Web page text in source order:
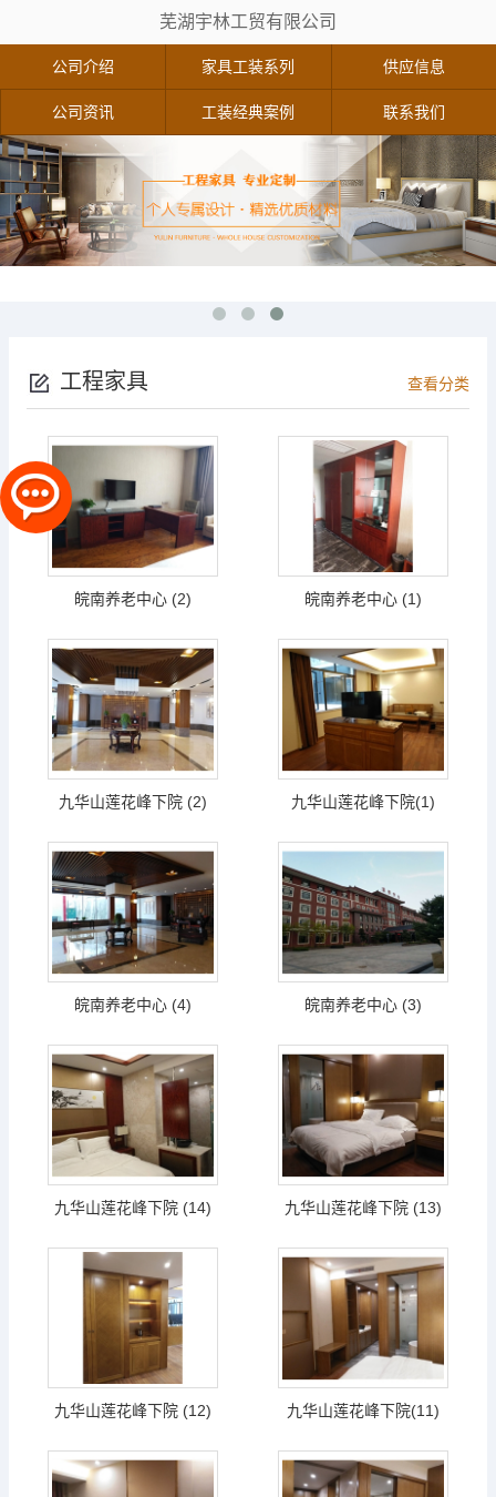
芜湖宇林工贸有限公司
公司介绍 家具工装系列 供应信息
公司资讯 工装经典案例 联系我们
工程家具 查看分类
皖南养老中心 (2) 皖南养老中心 (1)
九华山莲花峰下院 (2) 九华山莲花峰下院(1)
皖南养老中心 (4) 皖南养老中心 (3)
九华山莲花峰下院 (14) 九华山莲花峰下院 (13)
九华山莲花峰下院 (12) 九华山莲花峰下院(11)